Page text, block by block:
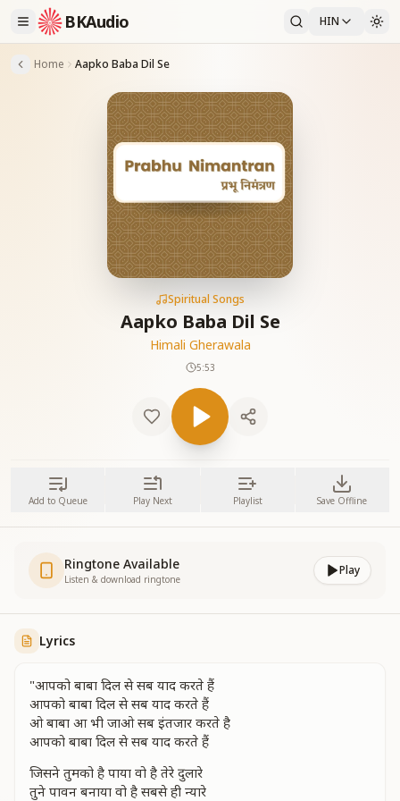
BKAudio HIN
Home Aapko Baba Dil Se
Spiritual Songs
Aapko Baba Dil Se
Himali Gherawala
5:53
Add to Queue Play Next Playlist Save Offline
Ringtone Available
Listen & download ringtone
Play
Lyrics
"आपको बाबा दिल से सब याद करते हैं
आपको बाबा दिल से सब याद करते हैं
ओ बाबा आ भी जाओ सब इंतजार करते है
आपको बाबा दिल से सब याद करते हैं
जिसने तुमको है पाया वो है तेरे दुलारे
तुने पावन बनाया वो है सबसे ही न्यारे